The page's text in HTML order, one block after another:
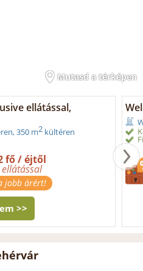
Mutasd a térképen
ellátással,
350 m2 kültéren
fő / éjtől
jobb árért!
>>